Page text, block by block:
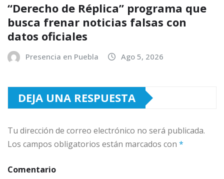
“Derecho de Réplica” programa que
busca frenar noticias falsas con
datos oficiales
Presencia en Puebla Ago 5, 2026
DEJA UNA RESPUESTA
Tu dirección de correo electrónico no será publicada.
Los campos obligatorios están marcados con *
Comentario